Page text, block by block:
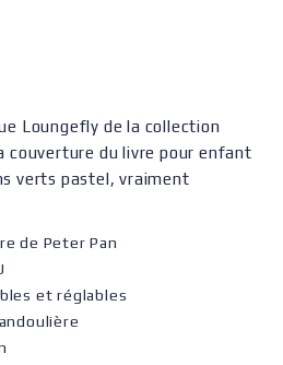
Loungefly de la collection
couverture du livre pour enfant
verts pastel, vraiment
de Peter Pan
et réglables